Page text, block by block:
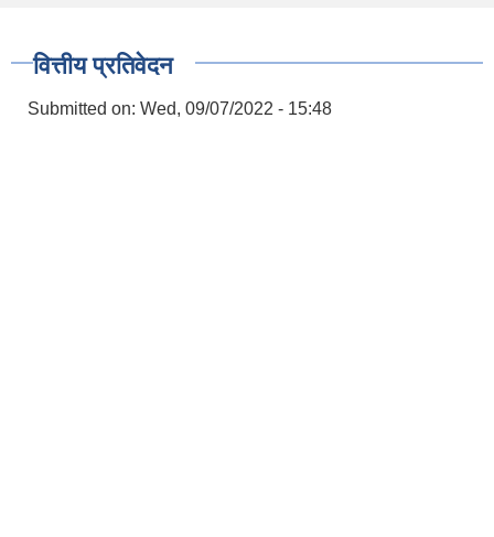
वित्तीय प्रतिवेदन
Submitted on: Wed, 09/07/2022 - 15:48